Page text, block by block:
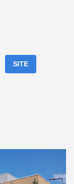
SITE